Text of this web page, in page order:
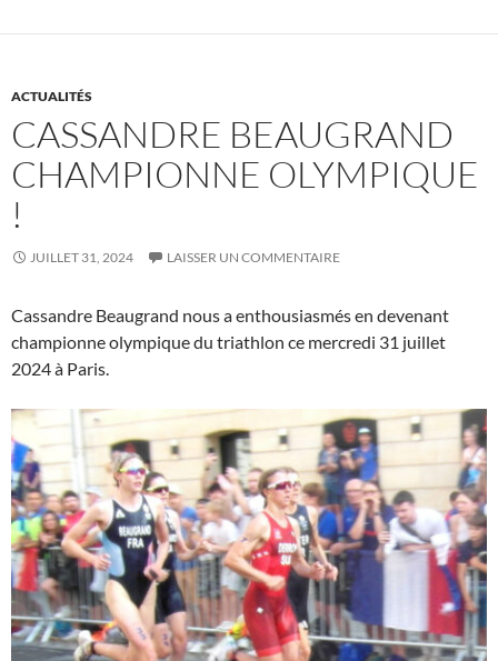
ACTUALITÉS
CASSANDRE BEAUGRAND
CHAMPIONNE OLYMPIQUE
!
JUILLET 31, 2024 LAISSER UN COMMENTAIRE
Cassandre Beaugrand nous a enthousiasmés en devenant
championne olympique du triathlon ce mercredi 31 juillet
2024 à Paris.